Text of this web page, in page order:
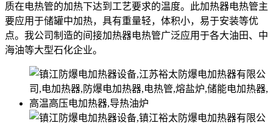
质在电热管的加热下达到工艺要求的温度。此加热器电热管主
要应用于储罐中加热，具有重量轻，体积小，易于安装等优
点。我公司制造的间接加热器电热管广泛应用于各大油田、中
海油等大型石化企业。